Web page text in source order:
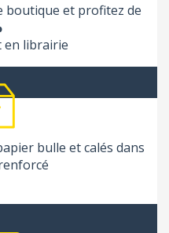
boutique et profitez de
en librairie
bulle et calés dans